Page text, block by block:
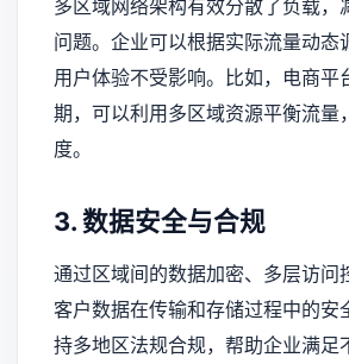
多区域网络架构有效分散了负载，
问题。企业可以根据实际流量动态
用户体验不受影响。比如，电商平
期，可以利用多区域资源平衡流量
度。
3. 数据安全与合规
通过区域间的数据加密、多层访问
客户数据在传输和存储过程中的安
持多地区法规合规，帮助企业满足